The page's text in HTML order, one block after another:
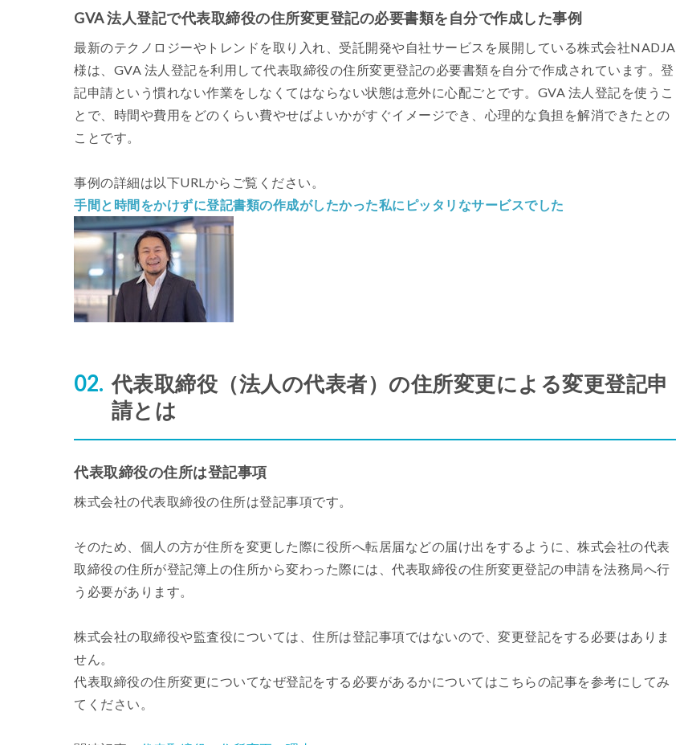
GVA 法人登記で代表取締役の住所変更登記の必要書類を自分で作成した事例
最新のテクノロジーやトレンドを取り入れ、受託開発や自社サービスを展開している株式会社NADJA
様は、GVA 法人登記を利用して代表取締役の住所変更登記の必要書類を自分で作成されています。登
記申請という慣れない作業をしなくてはならない状態は意外に心配ごとです。GVA 法人登記を使うこ
とで、時間や費用をどのくらい費やせばよいかがすぐイメージでき、心理的な負担を解消できたとの
ことです。
事例の詳細は以下URLからご覧ください。
手間と時間をかけずに登記書類の作成がしたかった私にピッタリなサービスでした
代表取締役（法人の代表者）の住所変更による変更登記申
請とは
代表取締役の住所は登記事項
株式会社の代表取締役の住所は登記事項です。
そのため、個人の方が住所を変更した際に役所へ転居届などの届け出をするように、株式会社の代表
取締役の住所が登記簿上の住所から変わった際には、代表取締役の住所変更登記の申請を法務局へ行
う必要があります。
株式会社の取締役や監査役については、住所は登記事項ではないので、変更登記をする必要はありま
せん。
代表取締役の住所変更についてなぜ登記をする必要があるかについてはこちらの記事を参考にしてみ
てください。